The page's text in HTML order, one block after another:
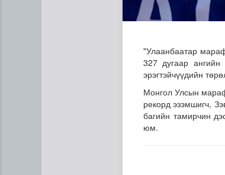
"Улаанбаатар
327 дугаар
эрэгтэйчүүдийн
Монгол Улсын
рекорд эзэмшигч,
багийн тамирчин
юм.